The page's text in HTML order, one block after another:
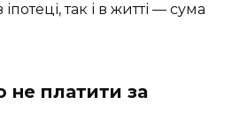
так і в житті — сума
платити за